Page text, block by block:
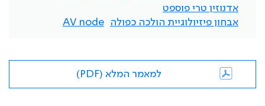
אדנוזין טרי פוספט
אבחון פיזיולוגיית הולכה כפולה
AV node
למאמר המלא (PDF)